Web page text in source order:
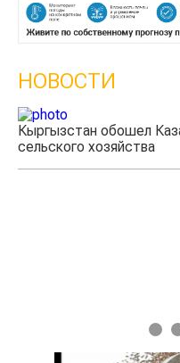
НОВОСТИ
Кыргызстан обошел
сельского хозяйства
1